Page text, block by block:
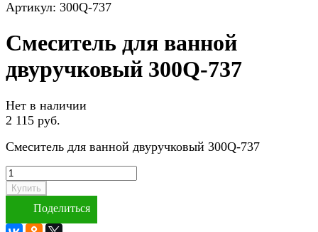
Артикул: 300Q-737
Смеситель для ванной
двуручковый 300Q-737
Нет в наличии
2 115 руб.
Смеситель для ванной двуручковый 300Q-737
Купить
Поделиться